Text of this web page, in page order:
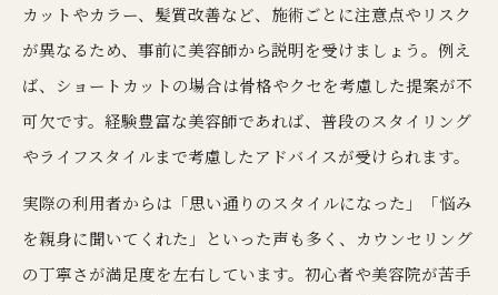
カットやカラー、髪質改善など、施術ごとに注意点やリスク
が異なるため、事前に美容師から説明を受けましょう。例え
ば、ショートカットの場合は骨格やクセを考慮した提案が不
可欠です。経験豊富な美容師であれば、普段のスタイリング
やライフスタイルまで考慮したアドバイスが受けられます。
実際の利用者からは「思い通りのスタイルになった」「悩み
を親身に聞いてくれた」といった声も多く、カウンセリング
の丁寧さが満足度を左右しています。初心者や美容院が苦手